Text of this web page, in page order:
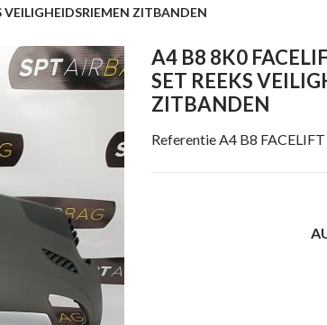
VEILIGHEIDSRIEMEN ZITBANDEN
A4 B8 8K0
SET REEKS
ZITBANDEN
Referentie A4 B8